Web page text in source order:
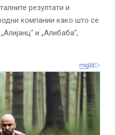
резултати и
компании како што се
и „Алибаба“,